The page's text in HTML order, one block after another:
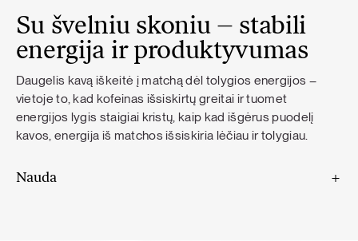
Su švelniu skoniu – stabili
energija ir produktyvumas
Daugelis kavą iškeitė į matchą dėl tolygios energijos –
vietoje to, kad kofeinas išsiskirtų greitai ir tuomet
energijos lygis staigiai kristų, kaip kad išgėrus puodelį
kavos, energija iš matchos išsiskiria lėčiau ir tolygiau.
Nauda